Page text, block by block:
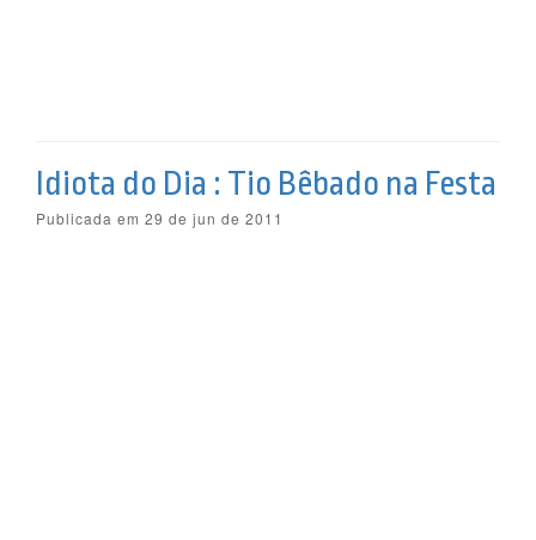
Idiota do Dia : Tio Bêbado na Festa
Publicada em 29 de jun de 2011